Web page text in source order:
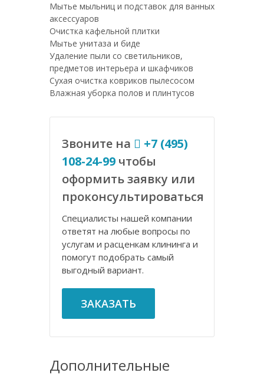
Мытье мыльниц и подставок для ванных
аксессуаров
Очистка кафельной плитки
Мытье унитаза и биде
Удаление пыли со светильников,
предметов интерьера и шкафчиков
Сухая очистка ковриков пылесосом
Влажная уборка полов и плинтусов
Звоните на
+7 (495)
108-24-99 чтобы
оформить заявку или
проконсультироваться
Специалисты нашей компании
ответят на любые вопросы по
услугам и расценкам клининга и
помогут подобрать самый
выгодный вариант.
ЗАКАЗАТЬ
Дополнительные